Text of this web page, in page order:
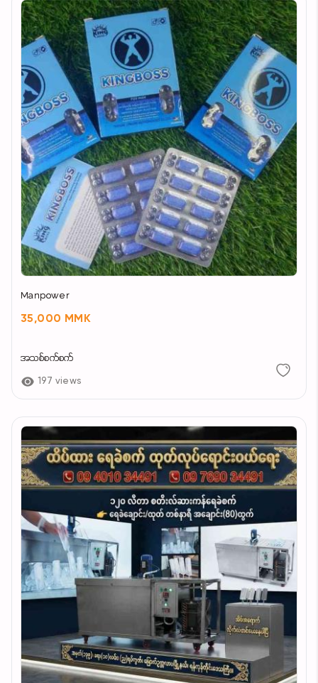
ဆေးရုံဆေးခန်း မှာ
မခွဲစိက်ချင်သူများနှင့်
ပိုက်ဆံ အကုန်အကျ
များမှာကို ကြောက်နေတဲ့ လူအများအတွက် ဖြစ်ပါသည်
လိပ်ခေါင်း/ဂရင်ဂျီနာကို
ခွဲစိတ်စရာမလိုပါ
ဆေးသောက်ယုံဖြင့်
သိသိသာသာပျောက်ကင်းနိုင်ပါသည်
အတွင်း/အပြင်လိပ်
အဆင့် ၁ မှ အဆင့် ၄
-သွေးကျခြင်း
-နာကျင်ကိုက်ခဲခြင်း
-၀မ်းချုပ်နေခြင်း
-အသားစများထွက်နေပြီး
-စအိုအပတ်လည်မှာအနာများပေါက်ပြီးပြည်များယိုနေ
ခြင်း
စသည့်ဝေဒနာများကို ဒီဆေးလေးက
သိသိသာသာနဲ့
ပျောက်ကင်းနိုင်စွမ်းရှိပါသည်
တစ်ရက်တစ်ကြိမ်
အစားလေးမစားခင်
တစ်ခါသောက်
၂ လုံးတစ်ရက်ကို
တစ်ကြိမ် ပုံမှန်သောက်ပေးရပါမည်
၁ ပတ်အတွင်း ဆေးအာနိသင်
သိသာစွာ ရစေပါမည်
Manpower
35,000 MMK
အသစ်စက်စက်
197 views